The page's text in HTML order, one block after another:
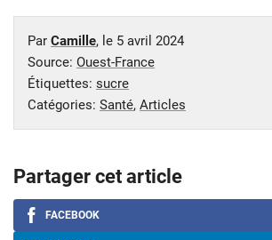
Par Camille, le 5 avril 2024
Source: Ouest-France
Étiquettes: sucre
Catégories: Santé, Articles
Partager cet article
FACEBOOK